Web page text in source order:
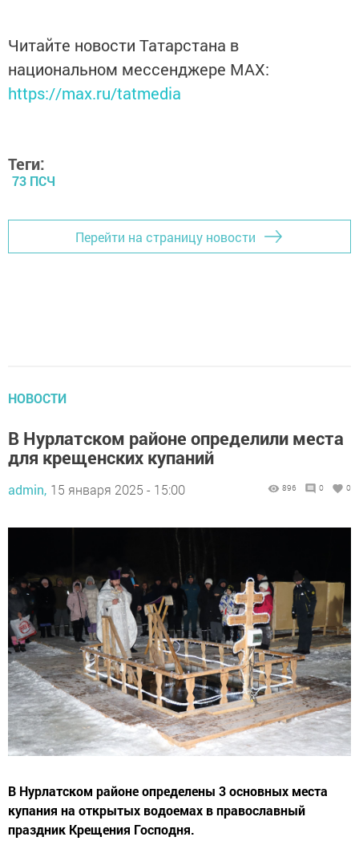
Читайте новости Татарстана в
национальном мессенджере MАХ:
https://max.ru/tatmedia
Теги:
73 ПСЧ
Перейти на страницу новости
НОВОСТИ
В Нурлатском районе определили места
для крещенских купаний
admin, 15 января 2025 - 15:00 896 0 0
В Нурлатском районе определены 3 основных места
купания на открытых водоемах в православный
праздник Крещения Господня.